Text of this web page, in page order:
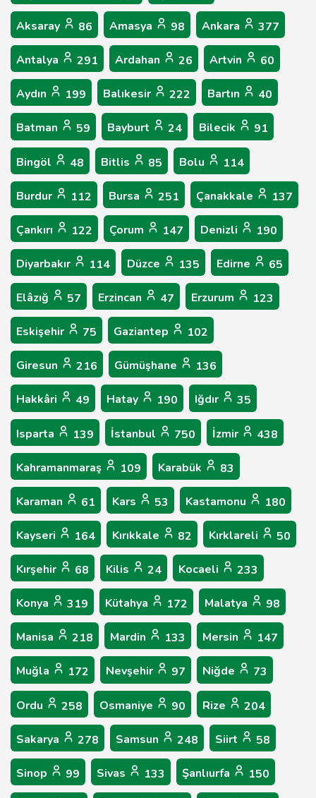
Aksaray 86 Amasya 98 Ankara 377
Antalya 291 Ardahan 26 Artvin 60
Aydın 199 Balıkesir 222 Bartın 40
Batman 59 Bayburt 24 Bilecik 91
Bingöl 48 Bitlis 85 Bolu 114
Burdur 112 Bursa 251 Çanakkale 137
Çankırı 122 Çorum 147 Denizli 190
Diyarbakır 114 Düzce 135 Edirne 65
Elâzığ 57 Erzincan 47 Erzurum 123
Eskişehir 75 Gaziantep 102
Giresun 216 Gümüşhane 136
Hakkâri 49 Hatay 190 Iğdır 35
Isparta 139 İstanbul 750 İzmir 438
Kahramanmaraş 109 Karabük 83
Karaman 61 Kars 53 Kastamonu 180
Kayseri 164 Kırıkkale 82 Kırklareli 50
Kırşehir 68 Kilis 24 Kocaeli 233
Konya 319 Kütahya 172 Malatya 98
Manisa 218 Mardin 133 Mersin 147
Muğla 172 Nevşehir 97 Niğde 73
Ordu 258 Osmaniye 90 Rize 204
Sakarya 278 Samsun 248 Siirt 58
Sinop 99 Sivas 133 Şanlıurfa 150